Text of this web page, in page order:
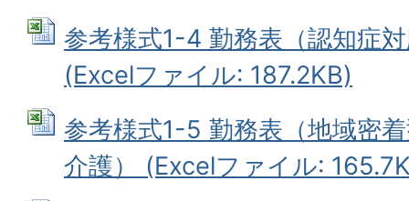
参考様式1-4 勤務表（認知症
(Excelファイル: 187.2KB)
参考様式1-5 勤務表（地域密
介護） (Excelファイル: